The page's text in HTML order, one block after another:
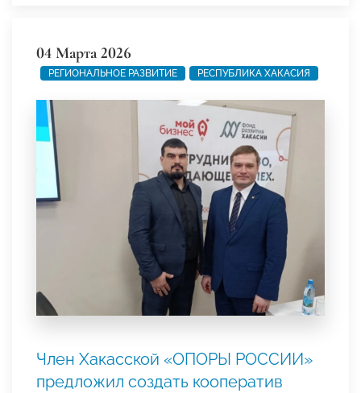
04 Марта 2026
РЕГИОНАЛЬНОЕ РАЗВИТИЕ РЕСПУБЛИКА ХАКАСИЯ
Член Хакасской «ОПОРЫ РОССИИ»
предложил создать кооператив